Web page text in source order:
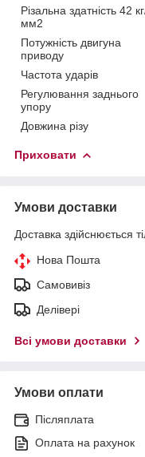
Різальна здатність 42
мм2
Потужність двигуна
приводу
Частота ударів
Регулювання заднього
упору
Довжина різу
Приховати
Умови доставки
Доставка здійснюється
Нова Пошта
Самовивіз
Делівері
Всі умови доставки
Умови оплати
Післяплата
Оплата на рахунок